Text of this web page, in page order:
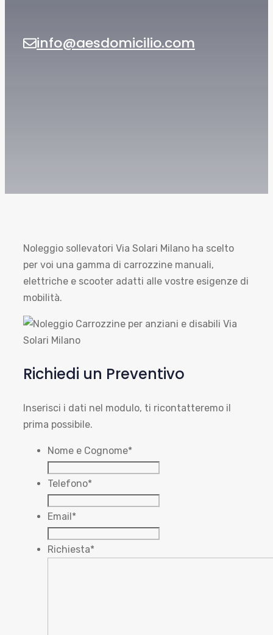
info@aesdomicilio.com
Noleggio sollevatori Via Solari Milano ha scelto
per voi una gamma di carrozzine manuali,
elettriche e scooter adatti alle vostre esigenze di
mobilità.
Richiedi un Preventivo
Inserisci i dati nel modulo, ti ricontatteremo il
prima possibile.
Nome e Cognome*
Telefono*
Email *
Richiesta*